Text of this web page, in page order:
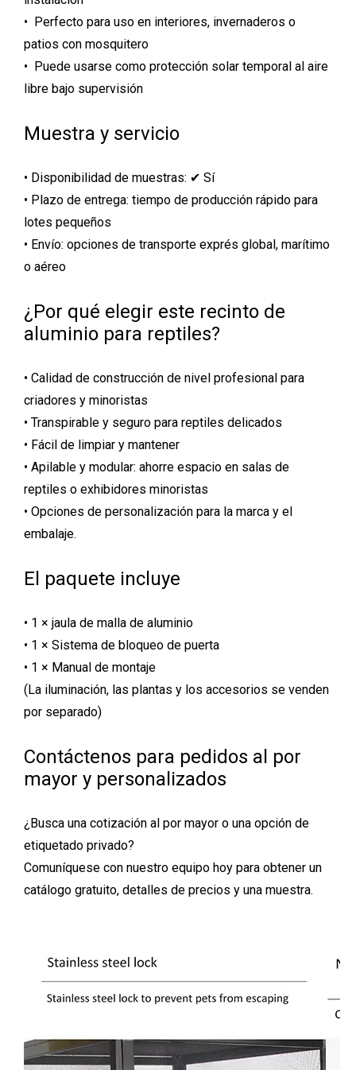
• Perfecto para uso en interiores, invernaderos o
patios con mosquitero
• Puede usarse como protección solar temporal al aire
libre bajo supervisión
Muestra y servicio
• Disponibilidad de muestras: ✔ Sí
• Plazo de entrega: tiempo de producción rápido para
lotes pequeños
• Envío: opciones de transporte exprés global, marítimo
o aéreo
¿Por qué elegir este recinto de
aluminio para reptiles?
• Calidad de construcción de nivel profesional para
criadores y minoristas
• Transpirable y seguro para reptiles delicados
• Fácil de limpiar y mantener
• Apilable y modular: ahorre espacio en salas de
reptiles o exhibidores minoristas
• Opciones de personalización para la marca y el
embalaje.
El paquete incluye
• 1 × jaula de malla de aluminio
• 1 × Sistema de bloqueo de puerta
• 1 × Manual de montaje
(La iluminación, las plantas y los accesorios se venden
por separado)
Contáctenos para pedidos al por
mayor y personalizados
¿Busca una cotización al por mayor o una opción de
etiquetado privado?
Comuníquese con nuestro equipo hoy para obtener un
catálogo gratuito, detalles de precios y una muestra.